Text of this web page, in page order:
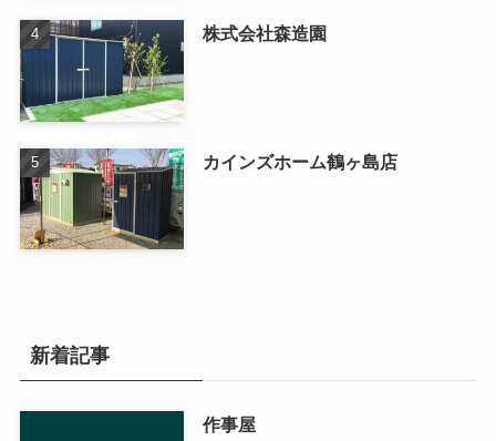
株式会社森造園
カインズホーム鶴ヶ島店
新着記事
作事屋